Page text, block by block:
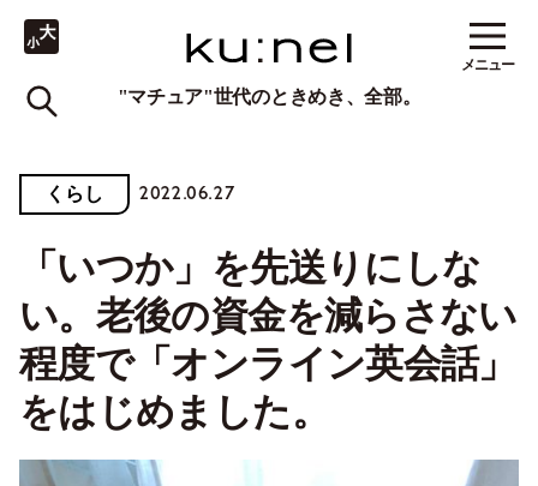
"マチュア"世代のときめき、全部。
メニュー
くらし 2022.06.27
「いつか」を先送りにしな
い。老後の資金を減らさない
程度で「オンライン英会話」
をはじめました。